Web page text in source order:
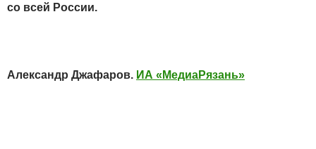
со всей России.
Александр Джафаров. ИА «МедиаРязань»